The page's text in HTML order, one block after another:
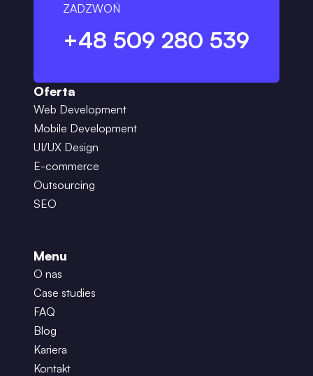
ZADZWOŃ
+48 509 280 539
Oferta
Web Development
Mobile Development
UI/UX Design
E-commerce
Outsourcing
SEO
Menu
O nas
Case studies
FAQ
Blog
Kariera
Kontakt